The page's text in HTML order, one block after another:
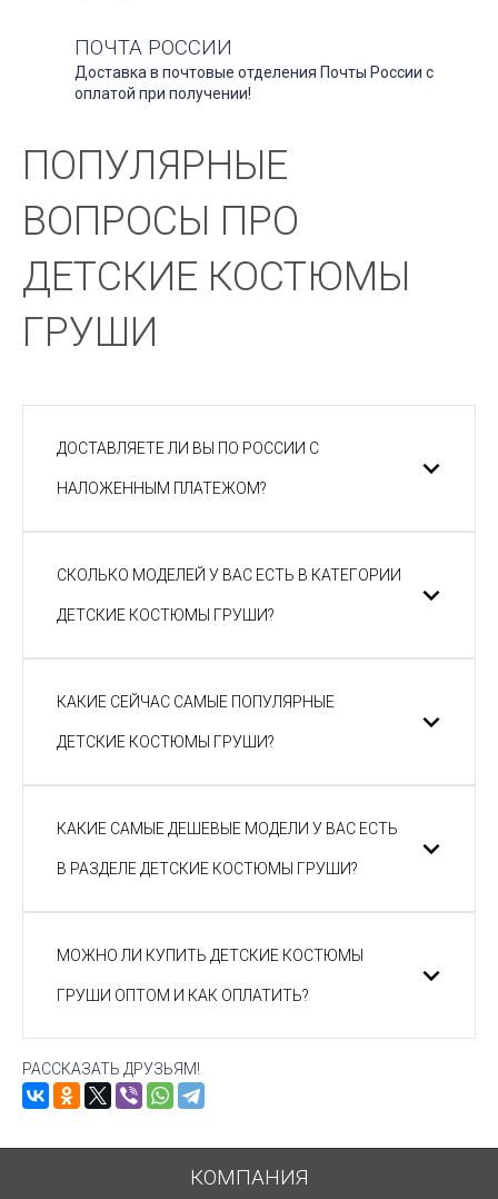
ПОЧТА РОССИИ
Доставка в почтовые отделения Почты России с
оплатой при получении!
ПОПУЛЯРНЫЕ
ВОПРОСЫ ПРО
ДЕТСКИЕ КОСТЮМЫ
ГРУШИ
ДОСТАВЛЯЕТЕ ЛИ ВЫ ПО РОССИИ С
НАЛОЖЕННЫМ ПЛАТЕЖОМ?
СКОЛЬКО МОДЕЛЕЙ У ВАС ЕСТЬ В КАТЕГОРИИ
ДЕТСКИЕ КОСТЮМЫ ГРУШИ?
КАКИЕ СЕЙЧАС САМЫЕ ПОПУЛЯРНЫЕ
ДЕТСКИЕ КОСТЮМЫ ГРУШИ?
КАКИЕ САМЫЕ ДЕШЕВЫЕ МОДЕЛИ У ВАС ЕСТЬ
В РАЗДЕЛЕ ДЕТСКИЕ КОСТЮМЫ ГРУШИ?
МОЖНО ЛИ КУПИТЬ ДЕТСКИЕ КОСТЮМЫ
ГРУШИ ОПТОМ И КАК ОПЛАТИТЬ?
РАССКАЗАТЬ ДРУЗЬЯМ!
КОМПАНИЯ